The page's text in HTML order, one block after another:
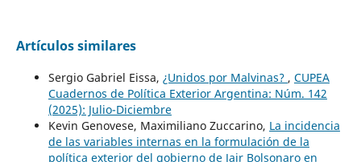
Artículos similares
Sergio Gabriel Eissa, ¿Unidos por Malvinas? , CUPEA
Cuadernos de Política Exterior Argentina: Núm. 142
(2025): Julio-Diciembre
Kevin Genovese, Maximiliano Zuccarino, La incidencia
de las variables internas en la formulación de la
política exterior del gobierno de Jair Bolsonaro en